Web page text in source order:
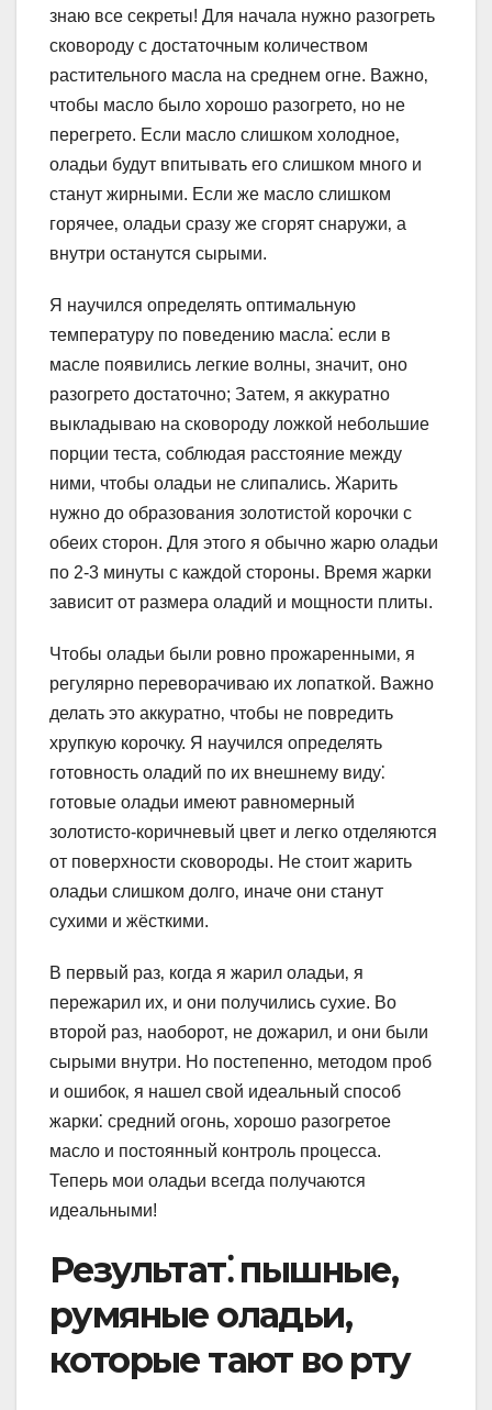
знаю все секреты! Для начала нужно разогреть
сковороду с достаточным количеством
растительного масла на среднем огне. Важно‚
чтобы масло было хорошо разогрето‚ но не
перегрето. Если масло слишком холодное‚
оладьи будут впитывать его слишком много и
станут жирными. Если же масло слишком
горячее‚ оладьи сразу же сгорят снаружи‚ а
внутри останутся сырыми.
Я научился определять оптимальную
температуру по поведению масла⁚ если в
масле появились легкие волны‚ значит‚ оно
разогрето достаточно; Затем‚ я аккуратно
выкладываю на сковороду ложкой небольшие
порции теста‚ соблюдая расстояние между
ними‚ чтобы оладьи не слипались. Жарить
нужно до образования золотистой корочки с
обеих сторон. Для этого я обычно жарю оладьи
по 2-3 минуты с каждой стороны. Время жарки
зависит от размера оладий и мощности плиты.
Чтобы оладьи были ровно прожаренными‚ я
регулярно переворачиваю их лопаткой. Важно
делать это аккуратно‚ чтобы не повредить
хрупкую корочку. Я научился определять
готовность оладий по их внешнему виду⁚
готовые оладьи имеют равномерный
золотисто-коричневый цвет и легко отделяются
от поверхности сковороды. Не стоит жарить
оладьи слишком долго‚ иначе они станут
сухими и жёсткими.
В первый раз‚ когда я жарил оладьи‚ я
пережарил их‚ и они получились сухие. Во
второй раз‚ наоборот‚ не дожарил‚ и они были
сырыми внутри. Но постепенно‚ методом проб
и ошибок‚ я нашел свой идеальный способ
жарки⁚ средний огонь‚ хорошо разогретое
масло и постоянный контроль процесса.
Теперь мои оладьи всегда получаются
идеальными!
Результат⁚ пышные‚
румяные оладьи‚
которые тают во рту